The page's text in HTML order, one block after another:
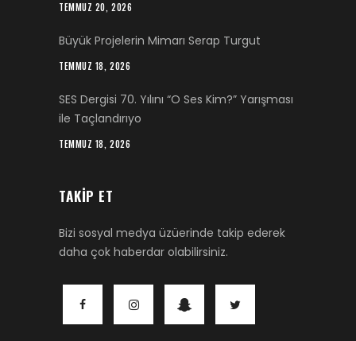
TEMMUZ 20, 2026
Büyük Projelerin Mimarı Serap Turgut
TEMMUZ 18, 2026
SES Dergisi 70. Yılını “O Ses Kim?” Yarışması
ile Taçlandırıyo
TEMMUZ 18, 2026
TAKIP ET
Bizi sosyal medya üzüerinde takip ederek
daha çok haberdar olabilirsiniz.